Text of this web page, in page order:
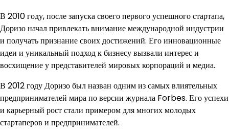
В 2010 году, после запуска своего первого успешного стартапа,
Доризо начал привлекать внимание международной индустрии
и получать признание своих достижений. Его инновационные
идеи и уникальный подход к бизнесу вызвали интерес и
восхищение у представителей мировых корпораций и медиа.
В 2012 году Доризо был назван одним из самых влиятельных
предпринимателей мира по версии журнала Forbes. Его успехи
и карьерный рост стали примером для многих молодых
стартаперов и предпринимателей.